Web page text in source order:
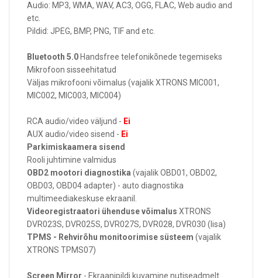
Audio: MP3, WMA, WAV, AC3, OGG, FLAC, Web audio and
etc.
Pildid: JPEG, BMP, PNG, TIF and etc.
Bluetooth 5.0 Handsfree telefonikõnede tegemiseks
Mikrofoon sisseehitatud
Väljas mikrofooni võimalus (vajalik XTRONS MIC001,
MIC002, MIC003, MIC004)
RCA audio/video väljund - Ei
AUX audio/video sisend - Ei
Parkimiskaamera sisend
Rooli juhtimine valmidus
OBD2 mootori diagnostika (vajalik OBD01, OBD02,
OBD03, OBD04 adapter) - auto diagnostika
multimeediakeskuse ekraanil.
Videoregistraatori ühenduse võimalus XTRONS
DVR023S, DVR025S, DVR027S, DVR028, DVR030 (lisa)
TPMS - Rehvirõhu monitoorimise süsteem (vajalik
XTRONS TPMS07)
Screen Mirror - Ekraanipildi kuvamine nutiseadmelt.